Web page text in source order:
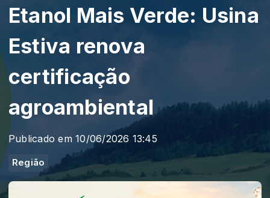
Etanol Mais Verde: Usina
Estiva renova
certificação
agroambiental
Publicado em 10/06/2026 13:45
Região